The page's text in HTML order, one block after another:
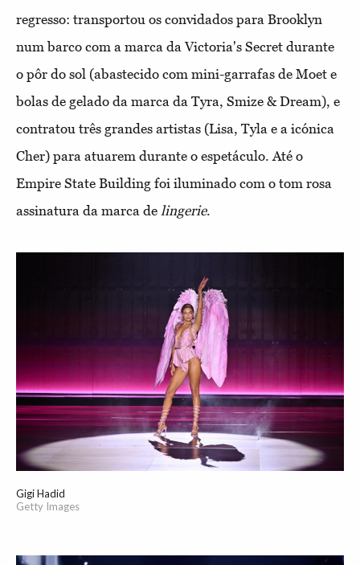
regresso: transportou os convidados para Brooklyn
num barco com a marca da Victoria's Secret durante
o pôr do sol (abastecido com mini-garrafas de Moet e
bolas de gelado da marca da Tyra, Smize & Dream), e
contratou três grandes artistas (Lisa, Tyla e a icónica
Cher) para atuarem durante o espetáculo. Até o
Empire State Building foi iluminado com o tom rosa
assinatura da marca de lingerie.
Gigi Hadid
Getty Images